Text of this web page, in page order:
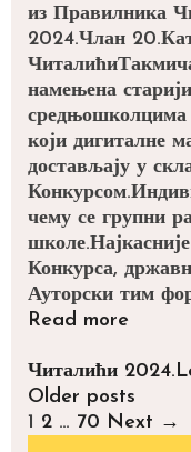
из Правилника
2024.Члан
намењена
средњошколцима
који дигиталне
достављају у
чему се групни
Конкурса,
Ауторски тим
Read more
2024.
Categories
Читалићи 2024.
Post
navigation
Older posts
1 2 … 70 Next →